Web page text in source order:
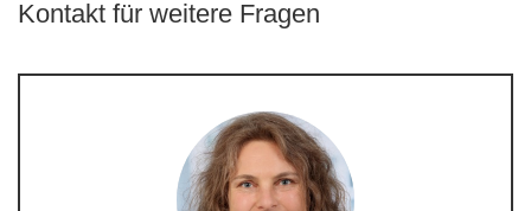
Kontakt für weitere Fragen